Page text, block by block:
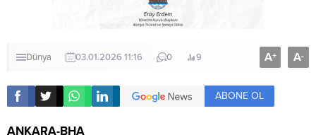
Dünya 03.01.2026 11:16 0 9 A+ A-
ABONE OL
ANKARA-BHA